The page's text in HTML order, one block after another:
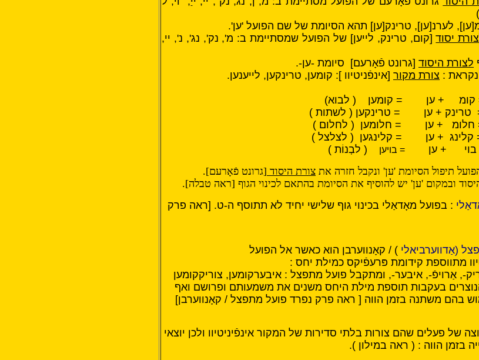
לערנ[ען], טרינק[ען] תהא הסיומת של שם הפועל 'ען'.
צורת יסוד[קום, טרינק, לייען] של הפועל שמסתיימת ב: מ', נק', נג', נ', יי,
לצורת היסוד [גרונט פֿאָרעם] סיומת -ען-.
: צורת מקור [אינפֿניטיוו ]: קומען, טרינקען, לייענען.
+ ען = קומען ( לבוא)
טרינק + ען = טרינקען ( לשתות )
חלומ + ען = חלומען ( לחלום )
קלינג + ען = קלינגען ( לצלצל )
בוי + ען = בויען ( לבְנוֹת )
תיפול הסיומת 'ען' ונקבל חזרה את צורת היסוד [גרונט פֿאָרעם].
ובמקום 'ען' יש להוסיף את הסיומת בהתאם לכינוי הגוף [ראה טבלה].
: בפועל מאָדאַלי בכינוי גוף שלישי יחיד לא תתוסף ה-ט. [ראה פרק
(אַדווערביאלי ) / קאָנווערבן הוא כאשר אל הפועל
מתווספת קידומת פּרעפֿיקס כמילת יחס :
, אַרויפֿ-, איבער-, ומתקבל פועל מתפצל : איבערקומען, צוריקקומען
בעקבות תוספת מילת היחס משנים את משמעותם ופרושם ואף
בהם משתנה בזמן הווה [ ראה פרק נפרד פועל מתפצל / קאָנווערבן]
של פעלים שהם צורות בלתי סדירות של המקור אינפֿיניטיוו ולכן יוצאי
בזמן הווה : ( ראה במילון ).